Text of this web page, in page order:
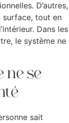
D’autres,
surface, tout en
Dans les
le système ne
ne se
sait